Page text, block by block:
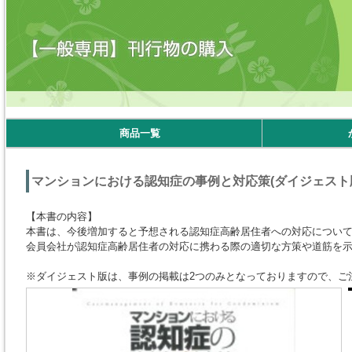
商品一覧
マンションにおける認知症の事例と対応策(ダイジェスト
【本書の内容】
本書は、今後増加すると予想される認知症高齢居住者への対応につい
会員会社が認知症高齢居住者の対応に携わる際の適切な方策や道筋を
※ダイジェスト版は、事例の掲載は2つのみとなっておりますので、ご